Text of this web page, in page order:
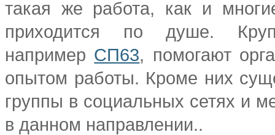
такая же работа, как и
приходится по душе.
например СП63, помогают
опытом работы. Кроме них
группы в социальных сетях и
в данном направлении..